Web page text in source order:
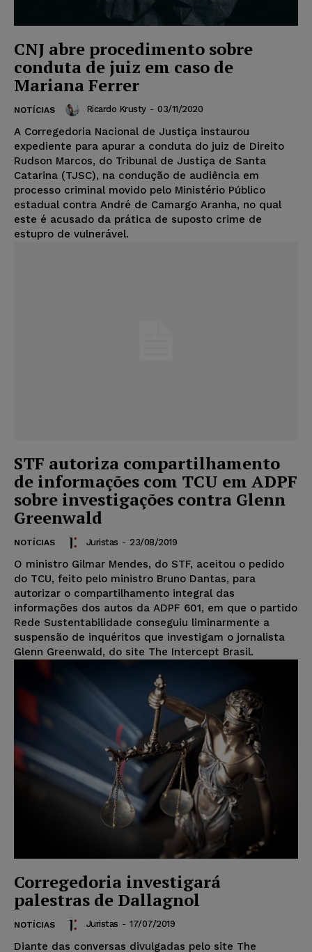
CNJ abre procedimento sobre
conduta de juiz em caso de
Mariana Ferrer
NOTÍCIAS Ricardo Krusty - 03/11/2020
A Corregedoria Nacional de Justiça instaurou
expediente para apurar a conduta do juiz de Direito
Rudson Marcos, do Tribunal de Justiça de Santa
Catarina (TJSC), na condução de audiência em
processo criminal movido pelo Ministério Público
estadual contra André de Camargo Aranha, no qual
este é acusado da prática de suposto crime de
estupro de vulnerável.
STF autoriza compartilhamento
de informações com TCU em ADPF
sobre investigações contra Glenn
Greenwald
NOTÍCIAS Juristas - 23/08/2019
O ministro Gilmar Mendes, do STF, aceitou o pedido
do TCU, feito pelo ministro Bruno Dantas, para
autorizar o compartilhamento integral das
informações dos autos da ADPF 601, em que o partido
Rede Sustentabilidade conseguiu liminarmente a
suspensão de inquéritos que investigam o jornalista
Glenn Greenwald, do site The Intercept Brasil.
Corregedoria investigará
palestras de Dallagnol
NOTÍCIAS Juristas - 17/07/2019
Diante das conversas divulgadas pelo site The